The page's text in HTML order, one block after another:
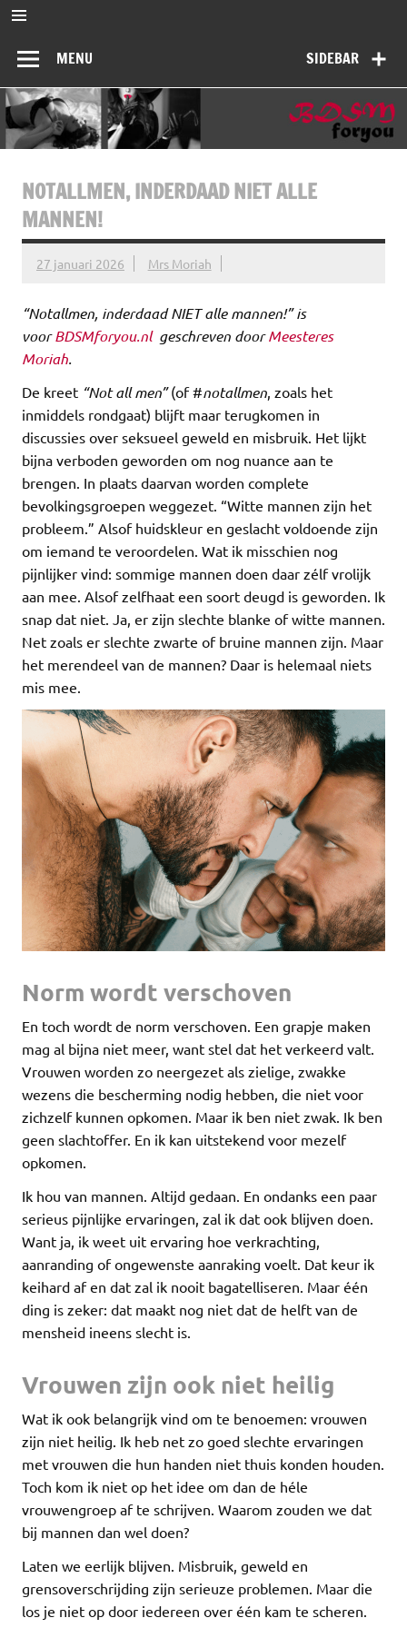
Ga
naar
inhoud
BDSMforyou
SIDEBAR
MENU
NOTALLMEN, INDERDAAD NIET ALLE
MANNEN!
27 januari 2026 Mrs Moriah
“Notallmen, inderdaad NIET alle mannen!” is
voorBDSMforyou.nlgeschreven doorMeesteres
Moriah.
De kreet “Not all men”(of #notallmen , zoals het
inmiddels rondgaat) blijft maar terugkomen in
discussies over seksueel geweld en misbruik. Het lijkt
bijna verboden geworden om nog nuance aan te
brengen. In plaats daarvan worden complete
bevolkingsgroepen weggezet. “Witte mannen zijn het
probleem.” Alsof huidskleur en geslacht voldoende zijn
om iemand te veroordelen. Wat ik misschien nog
pijnlijker vind: sommige mannen doen daar zélf vrolijk
aan mee. Alsof zelfhaat een soort deugd is geworden. Ik
snap dat niet. Ja, er zijn slechte blanke of witte mannen.
Net zoals er slechte zwarte of bruine mannen zijn. Maar
het merendeel van de mannen? Daar is helemaal niets
mis mee.
Norm wordt verschoven
En toch wordt de norm verschoven. Een grapje maken
mag al bijna niet meer, want stel dat het verkeerd valt.
Vrouwen worden zo neergezet als zielige, zwakke
wezens die bescherming nodig hebben, die niet voor
zichzelf kunnen opkomen. Maar ik ben niet zwak. Ik ben
geen slachtoffer. En ik kan uitstekend voor mezelf
opkomen.
Ik hou van mannen. Altijd gedaan. En ondanks een paar
serieus pijnlijke ervaringen, zal ik dat ook blijven doen.
Want ja, ik weet uit ervaring hoe verkrachting,
aanranding of ongewenste aanraking voelt. Dat keur ik
keihard af en dat zal ik nooit bagatelliseren. Maar één
ding is zeker: dat maakt nog niet dat de helft van de
mensheid ineens slecht is.
Vrouwen zijn ook niet heilig
Wat ik ook belangrijk vind om te benoemen: vrouwen
zijn niet heilig. Ik heb net zo goed slechte ervaringen
met vrouwen die hun handen niet thuis konden houden.
Toch kom ik niet op het idee om dan de héle
vrouwengroep af te schrijven. Waarom zouden we dat
bij mannen dan wel doen?
Laten we eerlijk blijven. Misbruik, geweld en
grensoverschrijding zijn serieuze problemen. Maar die
los je niet op door iedereen over één kam te scheren.